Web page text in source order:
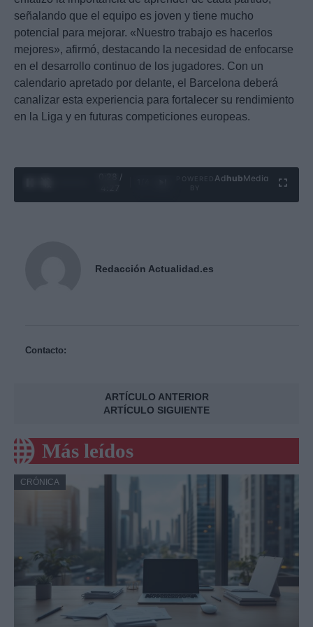
señalando que el equipo es joven y tiene mucho
potencial para mejorar. «Nuestro trabajo es hacerlos
mejores», afirmó, destacando la necesidad de enfocarse
en el desarrollo continuo de los jugadores. Con un
calendario apretado por delante, el Barcelona deberá
canalizar esta experiencia para fortalecer su rendimiento
en la Liga y en futuras competiciones europeas.
0:29 /
Ad hubMedia
Redacción Actualidad.es
Contacto:
ARTÍCULO ANTERIOR
ARTÍCULO SIGUIENTE
Más leídos
CRÓNICA